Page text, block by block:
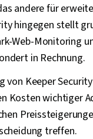
andere für
hingegen stellt
Web-Monitoring
in Rechnung.
von Keeper
Kosten wichtiger
treffen.